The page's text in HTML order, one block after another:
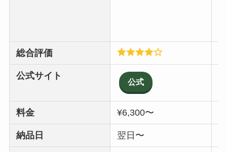
総合評価
公式サイト
公式
料金 ¥6,300〜
納品日 翌日〜